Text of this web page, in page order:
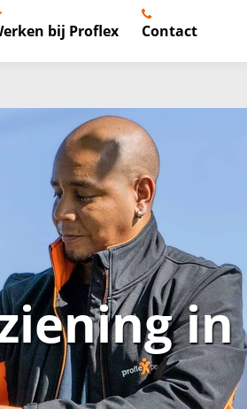
bij Proflex Contact
in